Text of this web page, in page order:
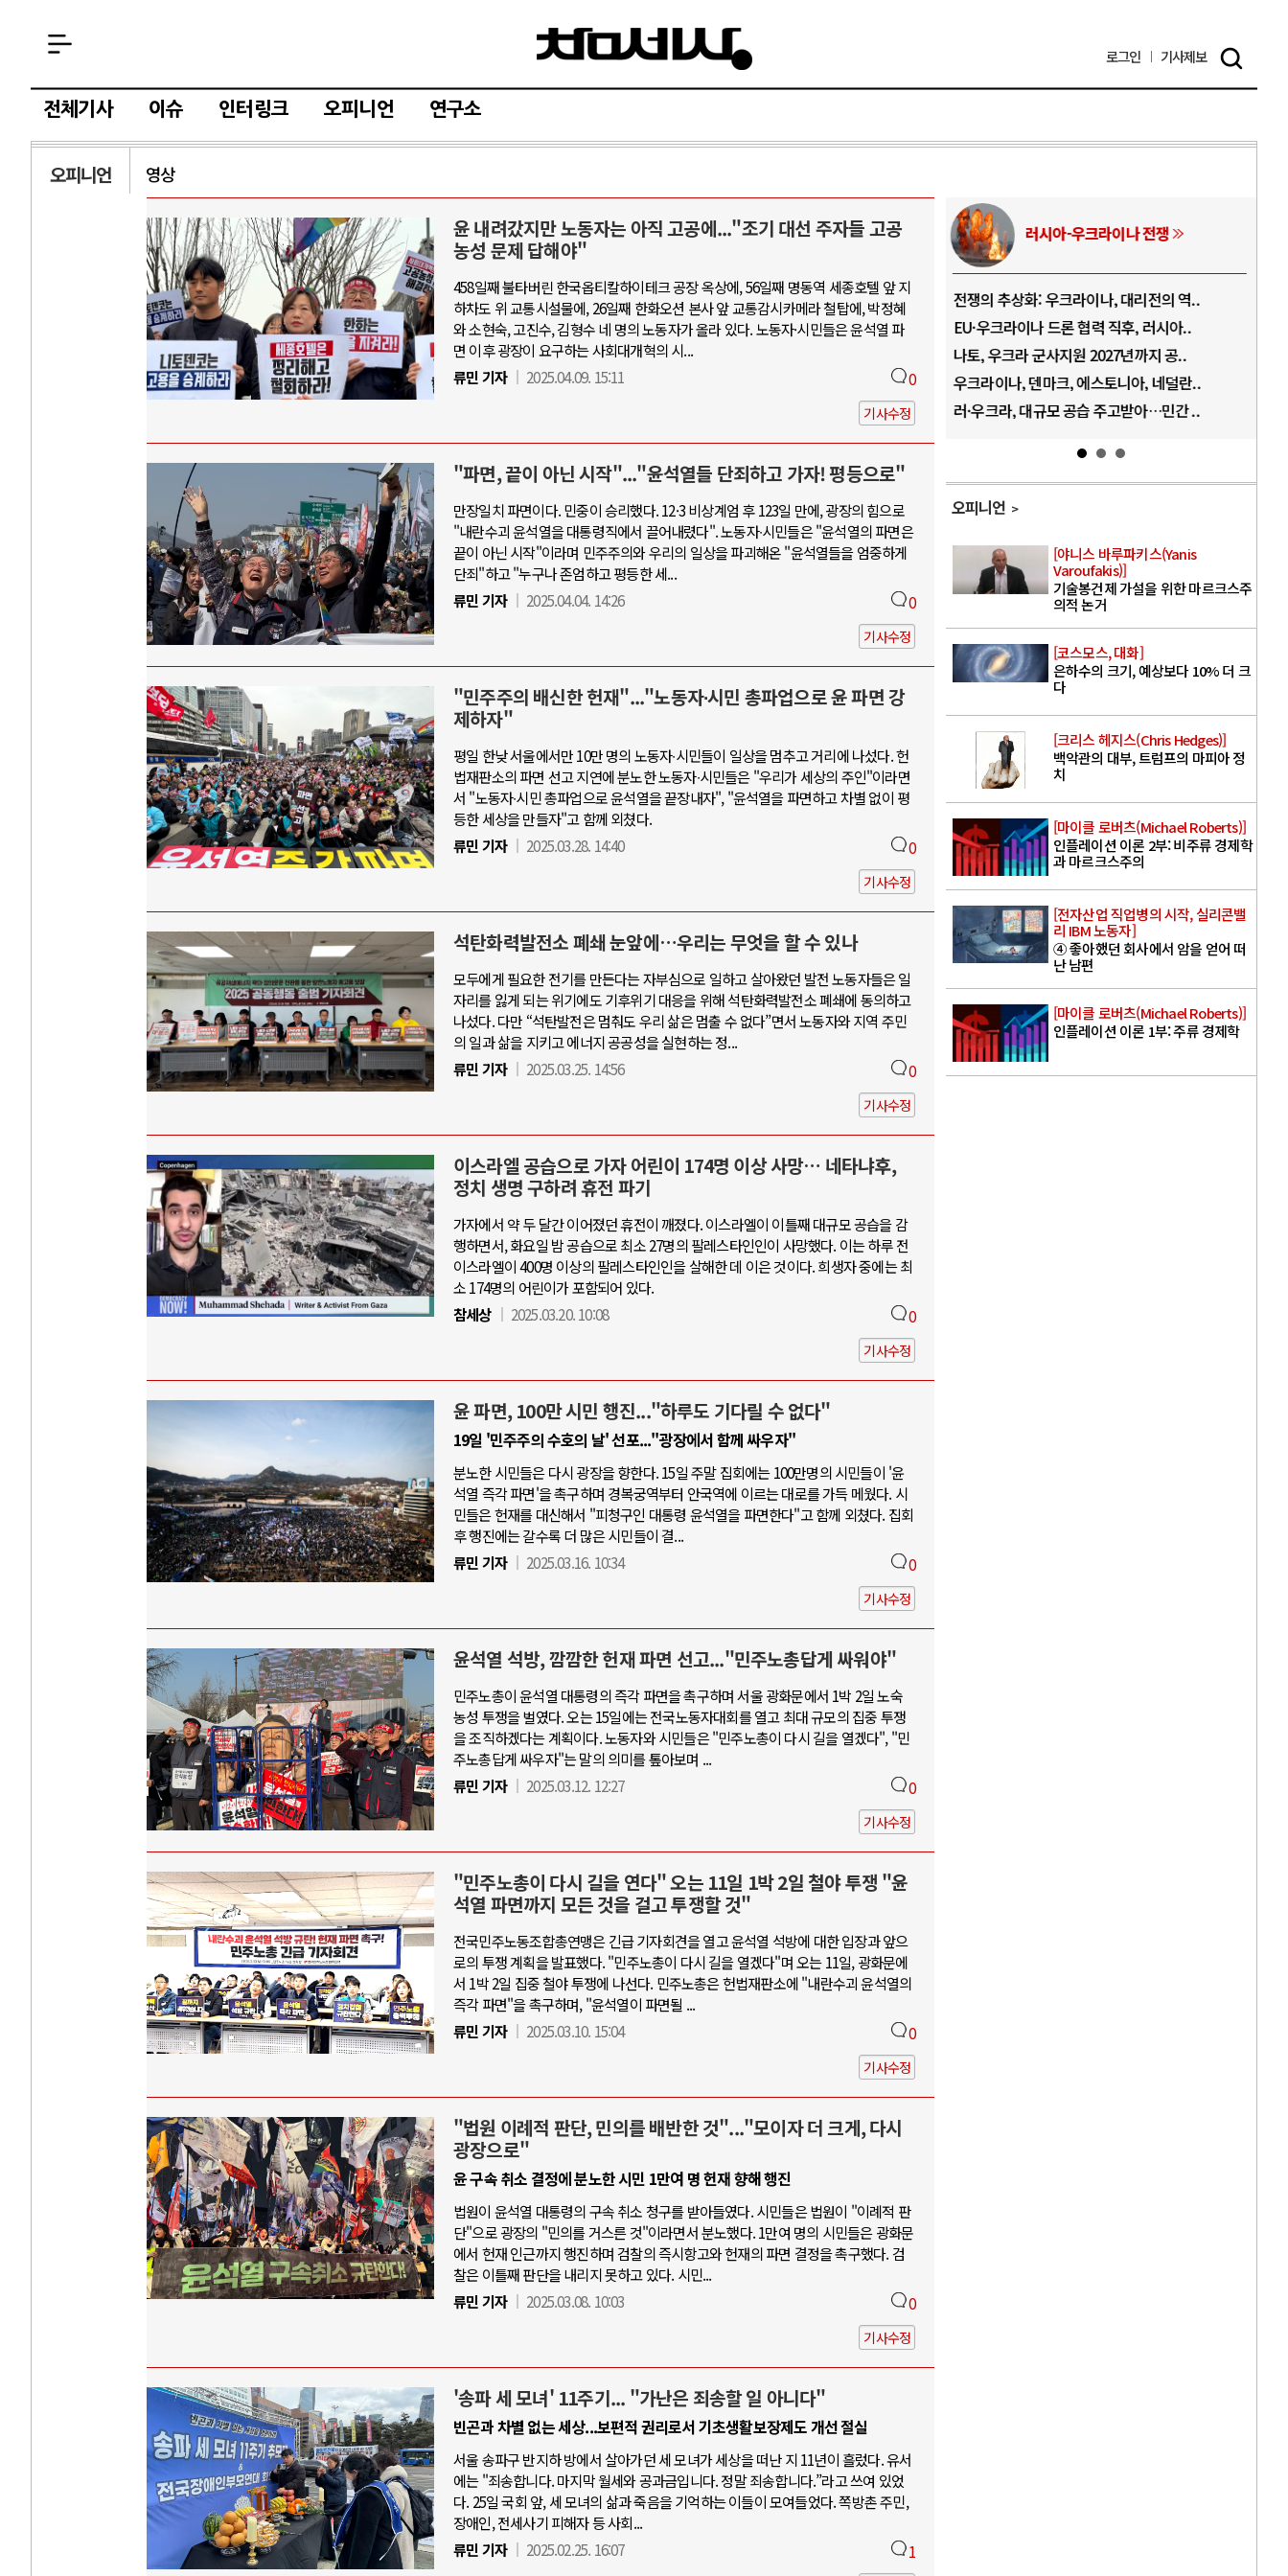
로그인 기사제보
전체기사 이슈 인터링크 오피니언 연구소
오피니언 영상
윤 내려갔지만 노동자는 아직 고공에..."조기 대선 주자들 고공
농성 문제 답해야"
458일째 불타버린 한국옵티칼하이테크 공장 옥상에, 56일째 명동역 세종호텔 앞 지
하차도 위 교통시설물에, 26일째 한화오션 본사 앞 교통감시카메라 철탑에, 박정혜
와 소현숙, 고진수, 김형수 네 명의 노동자가 올라 있다. 노동자·시민들은 윤석열 파
면 이후 광장이 요구하는 사회대개혁의 시...
류민 기자
2025.04.09. 15:11 0
기사수정
"파면, 끝이 아닌 시작"..."윤석열들 단죄하고 가자! 평등으로"
만장일치 파면이다. 민중이 승리했다. 12·3 비상계엄 후 123일 만에, 광장의 힘으로
"내란수괴 윤석열을 대통령직에서 끌어내렸다". 노동자∙시민들은 "윤석열의 파면은
끝이 아닌 시작"이라며 민주주의와 우리의 일상을 파괴해온 "윤석열들을 엄중하게
단죄"하고 "누구나 존엄하고 평등한 세...
류민 기자
2025.04.04. 14:26 0
기사수정
"민주주의 배신한 헌재"..."노동자∙시민 총파업으로 윤 파면 강
제하자"
평일 한낮 서울에서만 10만 명의 노동자∙시민들이 일상을 멈추고 거리에 나섰다. 헌
법재판소의 파면 선고 지연에 분노한 노동자∙시민들은 "우리가 세상의 주인"이라면
서 "노동자∙시민 총파업으로 윤석열을 끝장내자", "윤석열을 파면하고 차별 없이 평
등한 세상을 만들자"고 함께 외쳤다.
류민 기자
2025.03.28. 14:40 0
기사수정
석탄화력발전소 폐쇄 눈앞에…우리는 무엇을 할 수 있나
모두에게 필요한 전기를 만든다는 자부심으로 일하고 살아왔던 발전 노동자들은 일
자리를 잃게 되는 위기에도 기후위기 대응을 위해 석탄화력발전소 폐쇄에 동의하고
나섰다. 다만 “석탄발전은 멈춰도 우리 삶은 멈출 수 없다”면서 노동자와 지역 주민
의 일과 삶을 지키고 에너지 공공성을 실현하는 정...
류민 기자
2025.03.25. 14:56 0
기사수정
이스라엘 공습으로 가자 어린이 174명 이상 사망… 네타냐후,
정치 생명 구하려 휴전 파기
가자에서 약 두 달간 이어졌던 휴전이 깨졌다. 이스라엘이 이틀째 대규모 공습을 감
행하면서, 화요일 밤 공습으로 최소 27명의 팔레스타인인이 사망했다. 이는 하루 전
이스라엘이 400명 이상의 팔레스타인인을 살해한 데 이은 것이다. 희생자 중에는 최
소 174명의 어린이가 포함되어 있다.
참세상
2025.03.20. 10:08 0
기사수정
윤 파면, 100만 시민 행진..."하루도 기다릴 수 없다"
19일 '민주주의 수호의 날' 선포..."광장에서 함께 싸우자"
분노한 시민들은 다시 광장을 향한다. 15일 주말 집회에는 100만명의 시민들이 '윤
석열 즉각 파면'을 촉구하며 경복궁역부터 안국역에 이르는 대로를 가득 메웠다. 시
민들은 헌재를 대신해서 "피청구인 대통령 윤석열을 파면한다"고 함께 외쳤다. 집회
후 행진에는 갈수록 더 많은 시민들이 결...
류민 기자
2025.03.16. 10:34 0
기사수정
윤석열 석방, 깜깜한 헌재 파면 선고..."민주노총답게 싸워야"
민주노총이 윤석열 대통령의 즉각 파면을 촉구하며 서울 광화문에서 1박 2일 노숙
농성 투쟁을 벌였다. 오는 15일에는 전국노동자대회를 열고 최대 규모의 집중 투쟁
을 조직하겠다는 계획이다. 노동자와 시민들은 "민주노총이 다시 길을 열겠다", "민
주노총답게 싸우자"는 말의 의미를 톺아보며 ...
류민 기자
2025.03.12. 12:27 0
기사수정
"민주노총이 다시 길을 연다" 오는 11일 1박 2일 철야 투쟁 "윤
석열 파면까지 모든 것을 걸고 투쟁할 것"
전국민주노동조합총연맹은 긴급 기자회견을 열고 윤석열 석방에 대한 입장과 앞으
로의 투쟁 계획을 발표했다. "민주노총이 다시 길을 열겠다"며 오는 11일, 광화문에
서 1박 2일 집중 철야 투쟁에 나선다. 민주노총은 헌법재판소에 "내란수괴 윤석열의
즉각 파면"을 촉구하며, "윤석열이 파면될 ...
류민 기자
2025.03.10. 15:04 0
기사수정
"법원 이례적 판단, 민의를 배반한 것"..."모이자 더 크게, 다시
광장으로"
윤 구속 취소 결정에 분노한 시민 1만여 명 헌재 향해 행진
법원이 윤석열 대통령의 구속 취소 청구를 받아들였다. 시민들은 법원이 "이례적 판
단"으로 광장의 "민의를 거스른 것"이라면서 분노했다. 1만여 명의 시민들은 광화문
에서 헌재 인근까지 행진하며 검찰의 즉시항고와 헌재의 파면 결정을 촉구했다. 검
찰은 이틀째 판단을 내리지 못하고 있다. 시민...
류민 기자
2025.03.08. 10:03 0
기사수정
'송파 세 모녀' 11주기... "가난은 죄송할 일 아니다"
빈곤과 차별 없는 세상...보편적 권리로서 기초생활보장제도 개선 절실
서울 송파구 반지하 방에서 살아가던 세 모녀가 세상을 떠난 지 11년이 흘렀다. 유서
에는 "죄송합니다. 마지막 월세와 공과금입니다. 정말 죄송합니다.”라고 쓰여 있었
다. 25일 국회 앞, 세 모녀의 삶과 죽음을 기억하는 이들이 모여들었다. 쪽방촌 주민,
장애인, 전세사기 피해자 등 사회...
류민 기자
2025.02.25. 16:07 1
AI와 인간
중국 AI, 저가 공세로 글로벌 토큰 시..
AI 국부펀드 구상 놓고 미국 진보진영 ..
AI 데이터센터 반대 투쟁은 새로운 글로..
AI는 어떻게 미국 민주주의를 잠식하고 ..
러시아-우크라이나 전쟁
전쟁의 추상화: 우크라이나, 대리전의 역..
EU·우크라이나 드론 협력 직후, 러시아..
나토, 우크라 군사지원 2027년까지 공..
우크라이나, 덴마크, 에스토니아, 네덜란..
러·우크라, 대규모 공습 주고받아…민간 ..
오피니언
[야니스 바루파키스(Yanis
Varoufakis)]
기술봉건제 가설을 위한 마르크스주
의적 논거
[코스모스, 대화]
은하수의 크기, 예상보다 10% 더 크
다
[크리스 헤지스(Chris Hedges)]
백악관의 대부, 트럼프의 마피아 정
치
[마이클 로버츠(Michael Roberts)]
인플레이션 이론 2부: 비주류 경제학
과 마르크스주의
[전자산업 직업병의 시작, 실리콘밸
리 IBM 노동자]
④ 좋아했던 회사에서 암을 얻어 떠
난 남편
[마이클 로버츠(Michael Roberts)]
인플레이션 이론 1부: 주류 경제학